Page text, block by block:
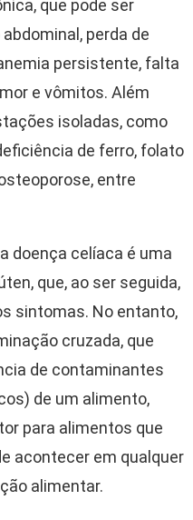
que pode ser
perda de
persistente, falta
e vômitos. Além
isoladas, como
de ferro, folato
entre
doença celíaca é uma
que, ao ser seguida,
sintomas. No entanto,
cruzada, que
de contaminantes
de um alimento,
para alimentos que
acontecer em qualquer
alimentar.